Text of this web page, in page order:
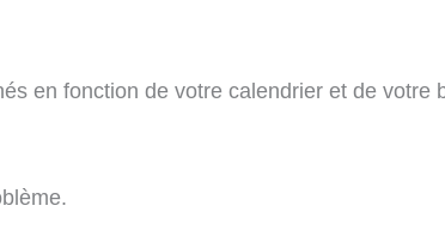
en fonction de votre calendrier et de votre